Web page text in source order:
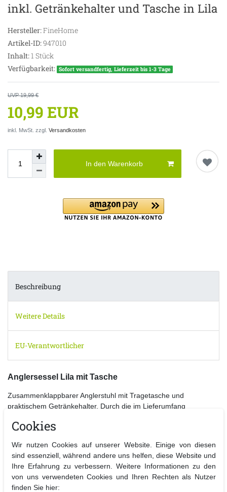
inkl. Getränkehalter und Tasche in Lila
Hersteller:FineHome
Artikel-ID:947010
Inhalt:1 Stück
Verfügbarkeit: Sofort versandfertig, Lieferzeit bis 1-3 Tage
UVP 19,99 €
10,99 EUR
inkl. MwSt. zzgl. Versandkosten
In den Warenkorb
Beschreibung
Weitere Details
EU-Verantwortlicher
Anglersessel Lila mit Tasche
Zusammenklappbarer Anglerstuhl mit Tragetasche und
praktischem Getränkehalter. Durch die im Lieferumfang
werden. Mit dem integrierten Getränkehalter und dem bequemen
Ideal für den Angler, Camper oder auch bei jedem Festival. Der
pulverbeschichtete Metallrahmen ist belastbar bis zirka 110kg.
Maße ca. B 81cm x T 46cm x H 80cm Sitzhöhe ca. 42cm,
Sitzbreite ca. 50cm Farbe Lila.
Cookies
Wir nutzen Cookies auf unserer Website. Einige von diesen
sind essenziell, während andere uns helfen, diese Website und
Ihre Erfahrung zu verbessern. Weitere Informationen zu den
von uns verwendeten Cookies und Ihren Rechten als Nutzer
finden Sie hier: